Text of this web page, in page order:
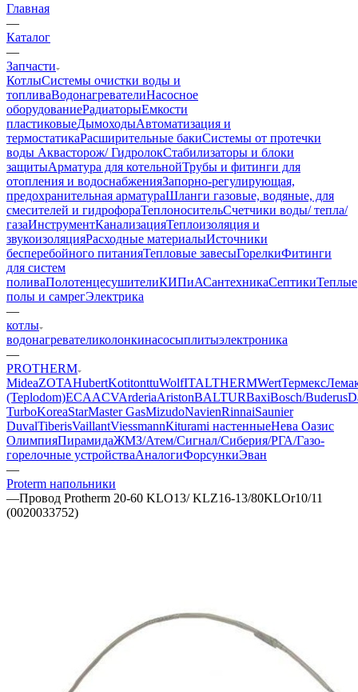
Главная
—
Каталог
—
Запчасти
КотлыСистемы очистки воды и
топливаВодонагревателиНасосное
оборудованиеРадиаторыЕмкости
пластиковыеДымоходыАвтоматизация и
термостатикаРасширительные бакиСистемы от протечки
воды Аквасторож/ ГидролокСтабилизаторы и блоки
защитыАрматура для котельнойТрубы и фитинги для
отопления и водоснабженияЗапорно-регулирующая,
предохранительная арматураШланги газовые, водяные, для
смесителей и гидрофораТеплоносительСчетчики воды/ тепла/
газаИнструментКанализацияТеплоизоляция и
звукоизоляцияРасходные материалыИсточники
бесперебойного питанияТепловые завесыГорелкиФитинги
для систем
поливаПолотенцесушителиКИПиАСантехникаСептикиТеплые
полы и самрегЭлектрика
—
котлы
водонагревателиколонкинасосыплитыэлектроника
—
PROTHERM
MideaZOTAHubertKotitonttuWolfITALTHERMWertТермекс
(Teplodom)ECAACVArderiaAristonBALTURBaxiBosch/Buderus
TurboKoreaStarMaster GasMizudoNavienRinnaiSaunier
DuvalTiberisVaillantViessmannКiturami настенныеНева Оазис
ОлимпияПирамидаЖМЗ/Атем/Сигнал/Сиберия/РГА/Газо-
горелочные устройстваAналогиФорсункиЭван
—
Proterm напольники
—Провод Protherm 20-60 KLO13/ KLZ16-13/80KLOr10/11
(0020033752)